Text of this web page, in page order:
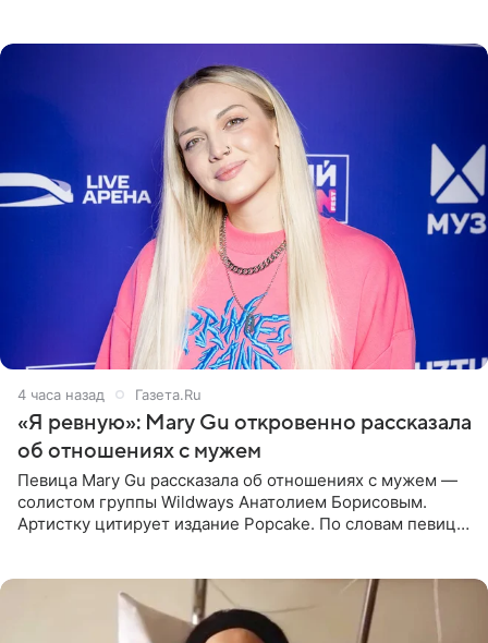
4 часа назад Газета.Ru
«Я ревную»: Mary Gu откровенно рассказала
об отношениях с мужем
Певица Mary Gu рассказала об отношениях с мужем —
солистом группы Wildways Анатолием Борисовым.
Артистку цитирует издание Popcake. По словам певицы,